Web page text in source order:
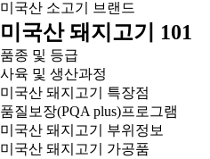
미국산 소고기 브랜드
미국산 돼지고기 101
품종 및 등급
사육 및 생산과정
미국산 돼지고기 특장점
품질보장(PQA plus)프로그램
미국산 돼지고기 부위정보
미국산 돼지고기 가공품